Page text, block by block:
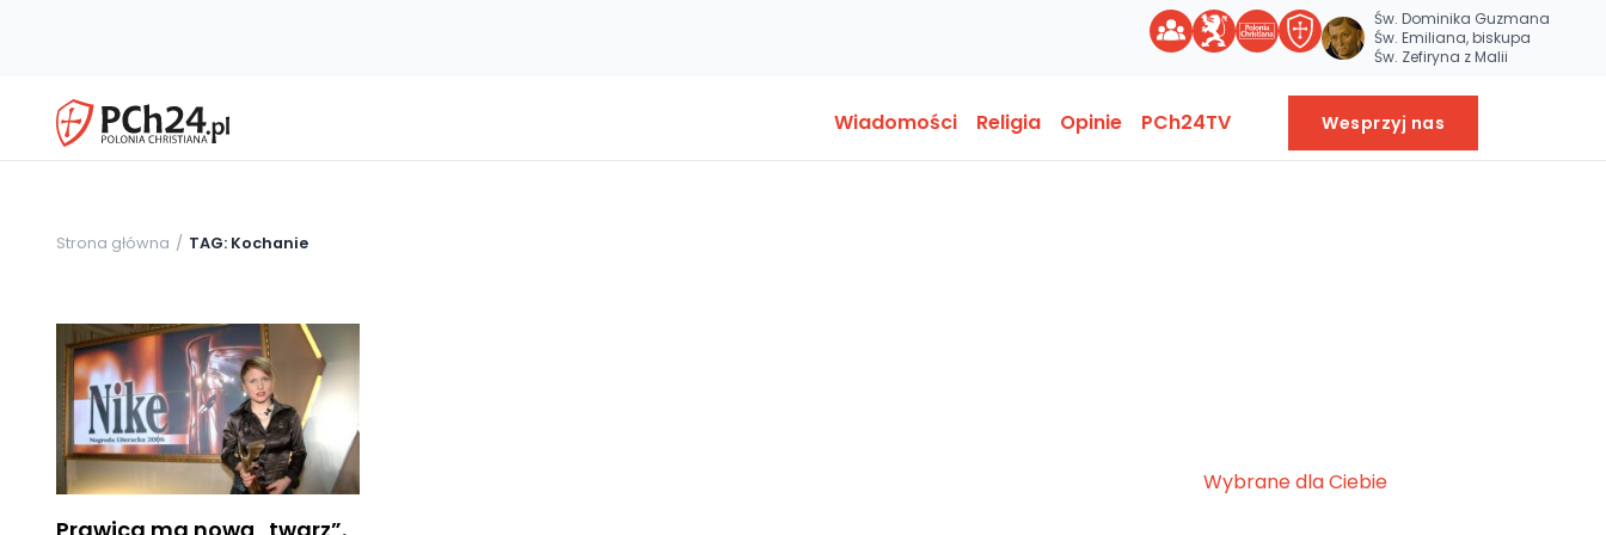
Św. Dominika Guzmana
Św. Emiliana, biskupa
Św. Zefiryna z Malii
Wiadomości Religia Opinie PCh24TV Wesprzyj nas
Strona główna TAG: Kochanie
Wybrane dla Ciebie